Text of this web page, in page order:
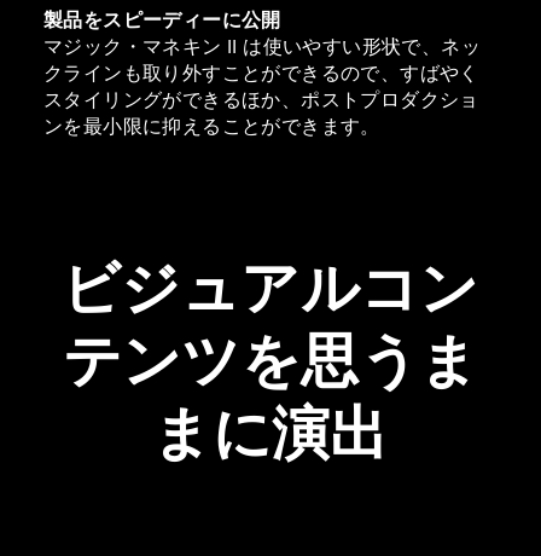
製品をスピーディーに公開
マジック・マネキン II は使いやすい形状で、ネッ
クラインも取り外すことができるので、すばやく
スタイリングができるほか、ポストプロダクショ
ンを最小限に抑えることができます。
ビジュアルコン
テンツを思うま
まに演出